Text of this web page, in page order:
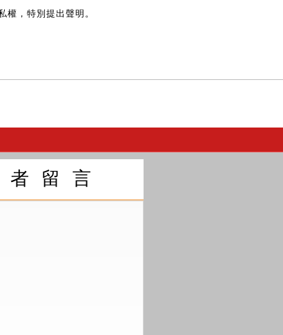
，特別提出聲明。
者 留 言